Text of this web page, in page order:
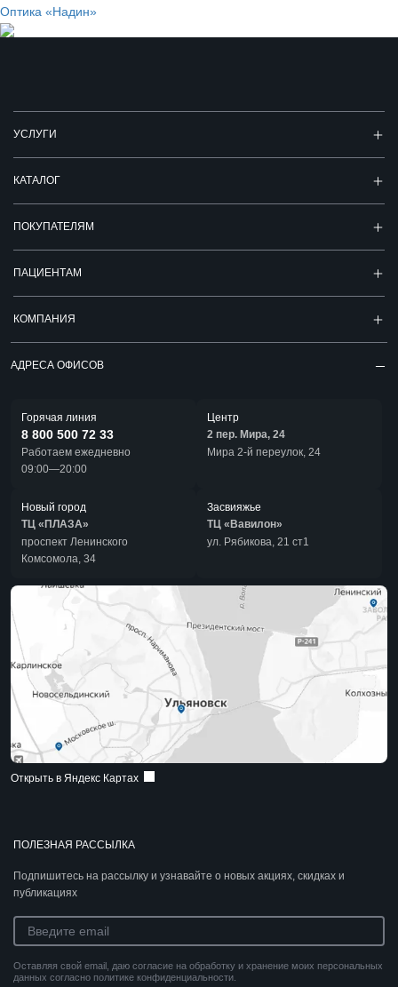
Оптика «Надин»
ПОЛЕЗНАЯ РАССЫЛКА
Подпишитесь на рассылку и узнавайте о новых акциях, скидках и
публикациях
Оставляя свой email, даю согласие на обработку и хранение моих персональных
данных согласно политике конфиденциальности.
УСЛУГИ
КАТАЛОГ
ПОКУПАТЕЛЯМ
ПАЦИЕНТАМ
КОМПАНИЯ
АДРЕСА ОФИСОВ
Горячая линия
8 800 500 72 33
Работаем ежедневно
09:00—20:00
Центр
2 пер. Мира, 24
Мира 2-й переулок, 24
Новый город
ТЦ «ПЛАЗА»
проспект Ленинского
Комсомола, 34
Засвияжье
ТЦ «Вавилон»
ул. Рябикова, 21 ст1
Открыть в Яндекс Картах